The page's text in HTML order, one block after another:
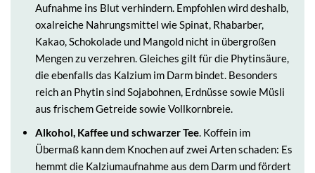
Aufnahme ins Blut verhindern. Empfohlen wird deshalb,
oxalreiche Nahrungsmittel wie Spinat, Rhabarber,
Kakao, Schokolade und Mangold nicht in übergroßen
Mengen zu verzehren. Gleiches gilt für die Phytinsäure,
die ebenfalls das Kalzium im Darm bindet. Besonders
reich an Phytin sind Sojabohnen, Erdnüsse sowie Müsli
aus frischem Getreide sowie Vollkornbreie.
Alkohol, Kaffee und schwarzer Tee. Koffein im
Übermaß kann dem Knochen auf zwei Arten schaden: Es
hemmt die Kalziumaufnahme aus dem Darm und fördert